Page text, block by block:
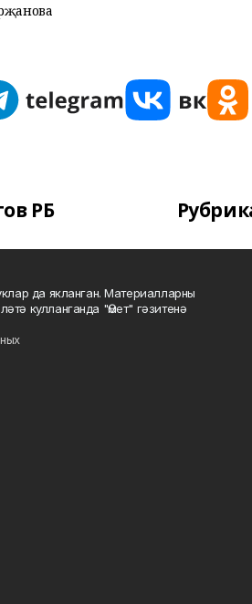
РБ
да якланган. Материалларны
кулланганда "Өмет" гәзитенә